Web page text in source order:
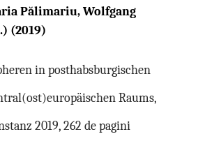
Pălimariu, Wolfgang
(2019)
in posthabsburgischen
Raums,
2019, 262 de pagini